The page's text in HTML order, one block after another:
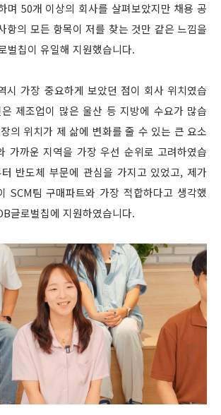
며 50개 이상의 회사를 살펴보았지만 채용 공
항의 모든 항목이 저를 찾는 것만 같은 느낌을
벌칩이 유일해 지원했습니다.
시 가장 중요하게 보았던 점이 회사 위치였습
제조업이 많은 울산 등 지방에 수요가 많습
의 위치가 제 삶에 변화를 줄 수 있는 큰 요소
가까운 지역을 가장 우선 순위로 고려하였습
반도체 부문에 관심을 가지고 있었고, 제가
SCM팀 구매파트와 가장 적합하다고 생각했
글로벌칩에 지원하였습니다.